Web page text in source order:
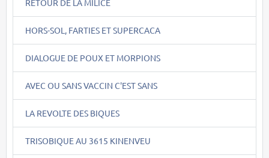
RETOUR DE LA MILICE
HORS-SOL, FARTIES ET SUPERCACA
DIALOGUE DE POUX ET MORPIONS
AVEC OU SANS VACCIN C'EST SANS
LA REVOLTE DES BIQUES
TRISOBIQUE AU 3615 KINENVEU